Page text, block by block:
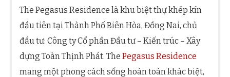
The Pegasus Residence là khu biệt thự khép kín
đầu tiên tại Thành Phố Biên Hòa, Đồng Nai, chủ
đầu tư: Công ty Cổ phần Đầu tư – Kiến trúc – Xây
dựng Toàn Thịnh Phát. The Pegasus Residence
mang một phong cách sống hoàn toàn khác biệt,